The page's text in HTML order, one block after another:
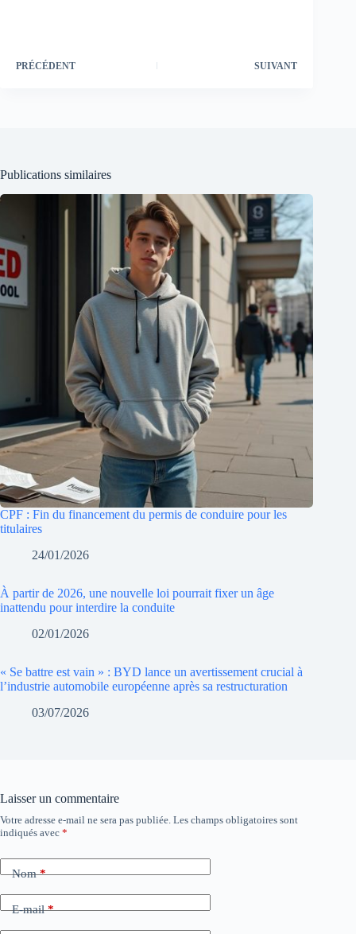
PRÉCÉDENT SUIVANT
Publications similaires
CPF : Fin du financement du permis de conduire pour les
titulaires
24/01/2026
À partir de 2026, une nouvelle loi pourrait fixer un âge
inattendu pour interdire la conduite
02/01/2026
« Se battre est vain » : BYD lance un avertissement crucial à
l’industrie automobile européenne après sa restructuration
03/07/2026
Laisser un commentaire
Votre adresse e-mail ne sera pas publiée. Les champs obligatoires sont
indiqués avec *
Nom*
E-mail*